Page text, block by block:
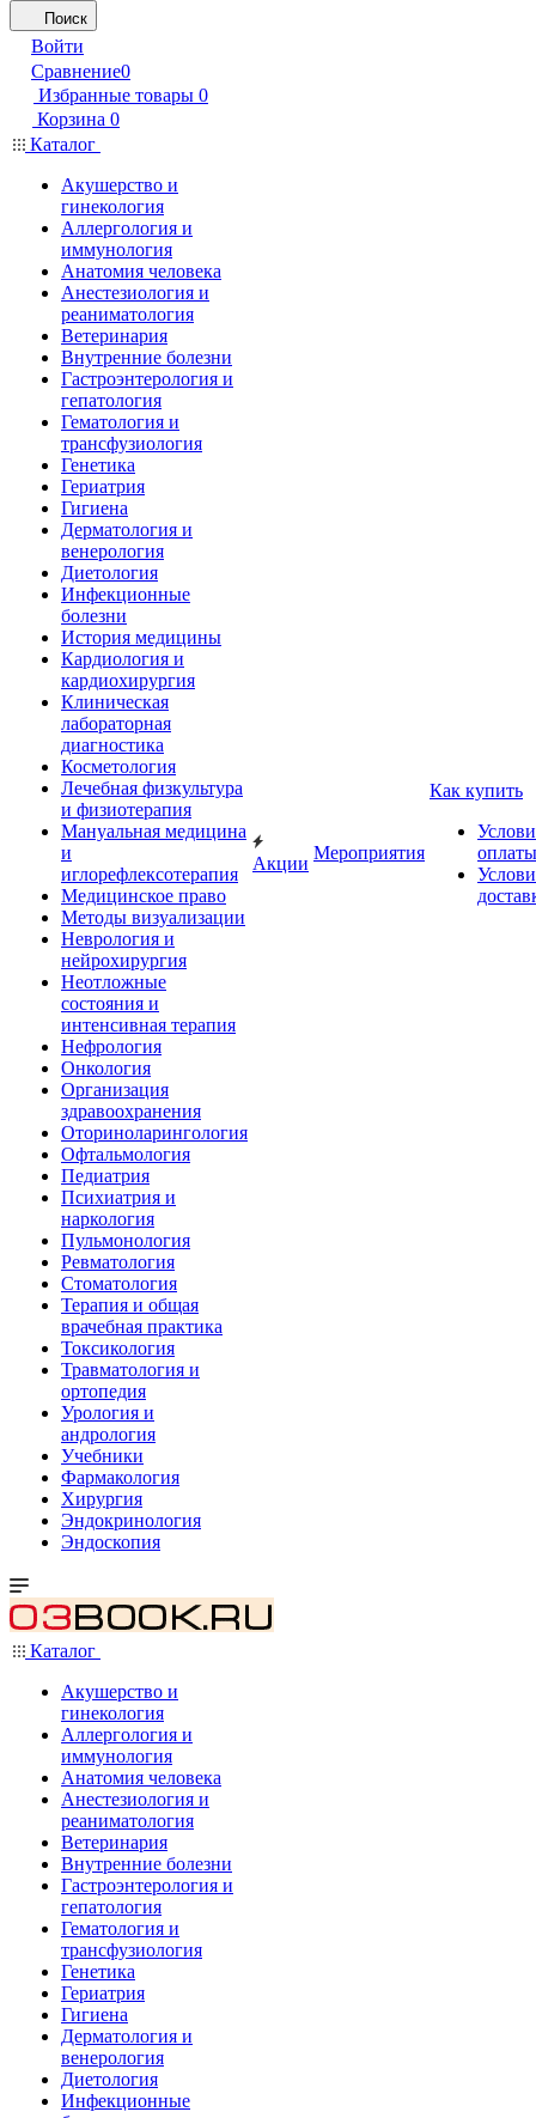
Поиск
Войти
Сравнение0
Избранные товары 0
Корзина 0
Каталог
Акушерство и
гинекология
Аллергология и
иммунология
Анатомия человека
Анестезиология и
реаниматология
Ветеринария
Внутренние болезни
Гастроэнтерология и
гепатология
Гематология и
трансфузиология
Генетика
Гериатрия
Гигиена
Дерматология и
венерология
Диетология
Инфекционные
болезни
История медицины
Кардиология и
кардиохирургия
Клиническая
лабораторная
диагностика
Косметология
Лечебная физкультура
и физиотерапия
Мануальная медицина
и
иглорефлексотерапия
Медицинское право
Методы визуализации
Неврология и
нейрохирургия
Неотложные
состояния и
интенсивная терапия
Нефрология
Онкология
Организация
здравоохранения
Оториноларингология
Офтальмология
Педиатрия
Психиатрия и
наркология
Пульмонология
Ревматология
Стоматология
Терапия и общая
врачебная практика
Токсикология
Травматология и
ортопедия
Урология и
андрология
Учебники
Фармакология
Хирургия
Эндокринология
Эндоскопия
Акции
Мероприятия
Как купить
оплаты
Каталог
Акушерство и
гинекология
Аллергология и
иммунология
Анатомия человека
Анестезиология и
реаниматология
Ветеринария
Внутренние болезни
Гастроэнтерология и
гепатология
Гематология и
трансфузиология
Генетика
Гериатрия
Гигиена
Дерматология и
венерология
Диетология
Инфекционные